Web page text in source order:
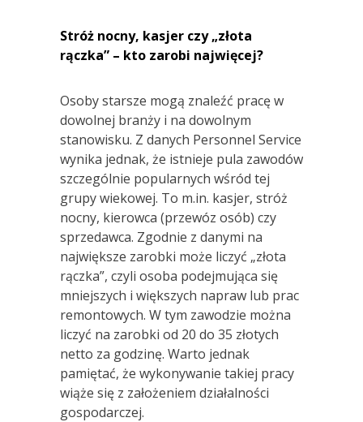
Stróż nocny, kasjer czy „złota
rączka” – kto zarobi najwięcej?
Osoby starsze mogą znaleźć pracę w
dowolnej branży i na dowolnym
stanowisku. Z danych Personnel Service
wynika jednak, że istnieje pula zawodów
szczególnie popularnych wśród tej
grupy wiekowej. To m.in. kasjer, stróż
nocny, kierowca (przewóz osób) czy
sprzedawca. Zgodnie z danymi na
największe zarobki może liczyć „złota
rączka”, czyli osoba podejmująca się
mniejszych i większych napraw lub prac
remontowych. W tym zawodzie można
liczyć na zarobki od 20 do 35 złotych
netto za godzinę. Warto jednak
pamiętać, że wykonywanie takiej pracy
wiąże się z założeniem działalności
gospodarczej.